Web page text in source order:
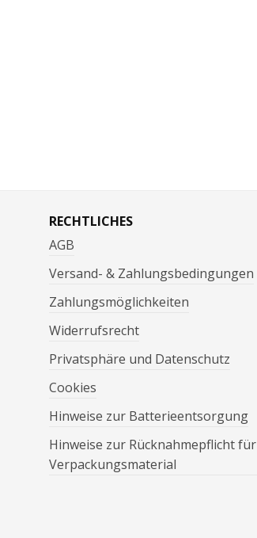
RECHTLICHES
AGB
Versand- & Zahlungsbedingungen
Zahlungsmöglichkeiten
Widerrufsrecht
Privatsphäre und Datenschutz
Cookies
Hinweise zur Batterieentsorgung
Hinweise zur Rücknahmepflicht für
Verpackungsmaterial